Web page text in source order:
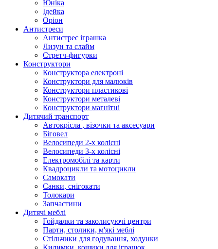
Юніка
Ідейка
Оріон
Антистреси
Антистрес іграшка
Лизун та слайм
Стретч-фигурки
Конструктори
Конструктора електроні
Конструктори для малюків
Конструктори пластикові
Конструктори металеві
Конструктори магнітні
Дитячий транспорт
Автокрісла , візочки та аксесуари
Біговел
Велосипеди 2-х колісні
Велосипеди 3-х колісні
Електромобілі та карти
Квадроцикли та мотоцикли
Самокати
Санки, снігокати
Толокари
Запчастини
Дитячі меблі
Гойдалки та заколисуючі центри
Парти, столики, м'які меблі
Стільчики для годування, ходунки
Килимки, кошики для іграшок